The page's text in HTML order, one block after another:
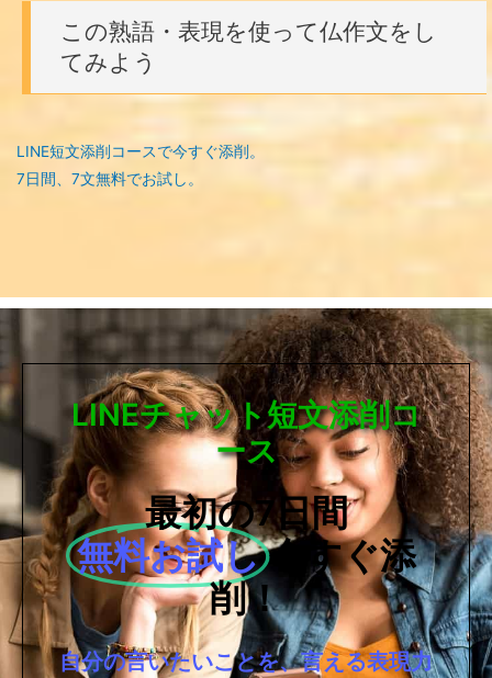
この熟語・表現を使って仏作文をし
てみよう
LINE短文添削コースで今すぐ添削。
7日間、7文無料でお試し。
LINEチャット短文添削コ
ース
最初の7日間
無料お試し 今すぐ添
削！
自分の言いたいことを、言える表現力